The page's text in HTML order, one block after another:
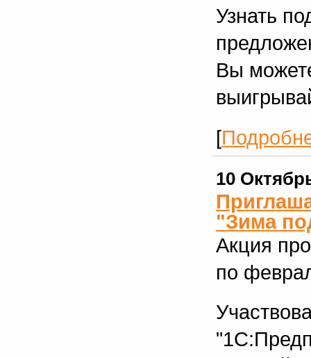
Узнать
Вы
[
10
"Зима
Акция
по